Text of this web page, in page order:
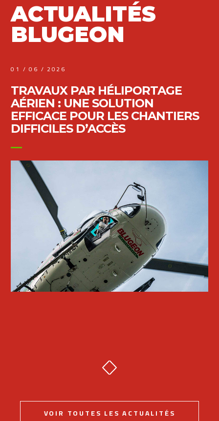
ACTUALITÉS
BLUGEON
01 / 06 / 2026
TRAVAUX PAR HÉLIPORTAGE
AÉRIEN : UNE SOLUTION
EFFICACE POUR LES CHANTIERS
DIFFICILES D’ACCÈS
VOIR TOUTES LES ACTUALITÉS